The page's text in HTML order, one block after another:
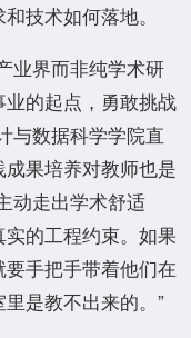
技术如何落地。
业界而非纯学术研
的起点，勇敢挑战
与数据科学学院直
果培养对教师也是
动走出学术舒适
的工程约束。如果
手把手带着他们在
是教不出来的。”